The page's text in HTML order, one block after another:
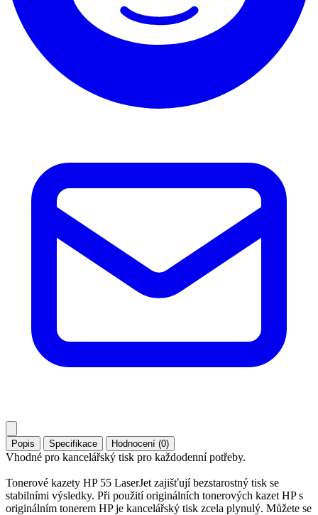
Popis Specifikace Hodnocení (0)
Vhodné pro kancelářský tisk pro každodenní potřeby.
Tonerové kazety HP 55 LaserJet zajišťují bezstarostný tisk se
stabilními výsledky. Při použití originálních tonerových kazet HP s
originálním tonerem HP je kancelářský tisk zcela plynulý. Můžete se